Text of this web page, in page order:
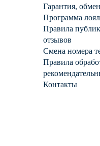
Гарантия,
Программа
Правила
отзывов
Смена номера
Правила
Контакты